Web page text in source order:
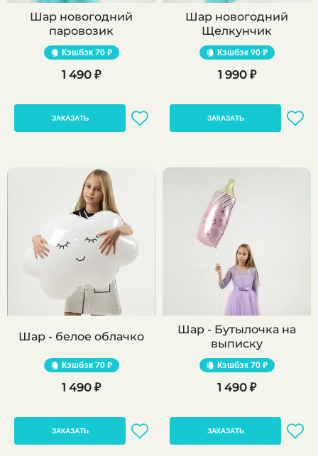
Шар новогодний
паровозик
Кэшбэк70 ₽
1 490 ₽
ЗАКАЗАТЬ
Шар новогодний
Щелкунчик
Кэшбэк90 ₽
1 990 ₽
ЗАКАЗАТЬ
Шар - белое облачко
Кэшбэк70 ₽
1 490 ₽
ЗАКАЗАТЬ
Шар - Бутылочка на
выписку
Кэшбэк70 ₽
1 490 ₽
ЗАКАЗАТЬ